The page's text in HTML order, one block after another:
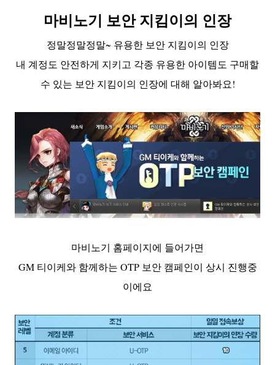
마비노기 보안 지킴이의 인장
정말정말정말~ 유용한 보안 지킴이의 인장
내 계정도 안전하게 지키고 각종 유용한 아이템도 구매할
수 있는 보안 지킴이의 인장에 대해 알아봐요!
마비노기 홈페이지에 들어가면
GM 티이케와 함께하는 OTP 보안 캠페인이 상시 진행중
이에요